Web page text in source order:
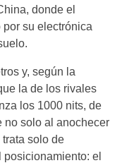
donde el
su electrónica
y, según la
la de los rivales
los 1000 nits, de
no solo al anochecer
solo de
el